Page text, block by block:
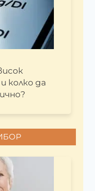
колко да